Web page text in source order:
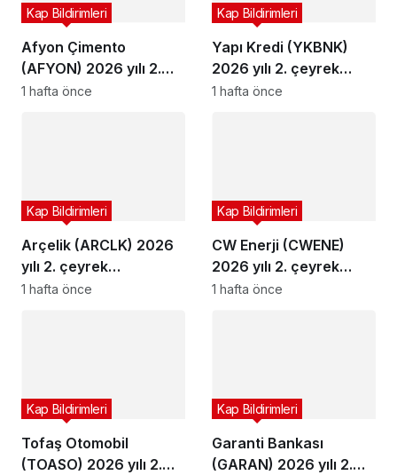
Afyon Çimento
(AFYON) 2026 yılı 2.
çeyrek bilançosunu
Kap Bildirimleri
1 hafta önce
Yapı Kredi (YKBNK)
2026 yılı 2. çeyrek
bilançosunu açıkladı
Kap Bildirimleri
1 hafta önce
Arçelik (ARCLK) 2026
yılı 2. çeyrek
bilançosunu açıkladı
Kap Bildirimleri
1 hafta önce
CW Enerji (CWENE)
2026 yılı 2. çeyrek
bilançosunu açıkladı
Kap Bildirimleri
1 hafta önce
Tofaş Otomobil
(TOASO) 2026 yılı 2.
Kap Bildirimleri
Garanti Bankası
(GARAN) 2026 yılı 2.
Kap Bildirimleri